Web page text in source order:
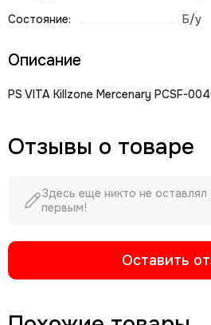
Состояние:
Б/у
Описание
PS VITA Killzone Mercenary PCSF-
Отзывы о товаре
Здесь еще никто не
первым!
Оставить